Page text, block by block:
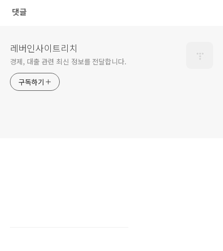
댓글
레버인사이트리치
경제, 대출 관련 최신 정보를 전달합니다.
구독하기